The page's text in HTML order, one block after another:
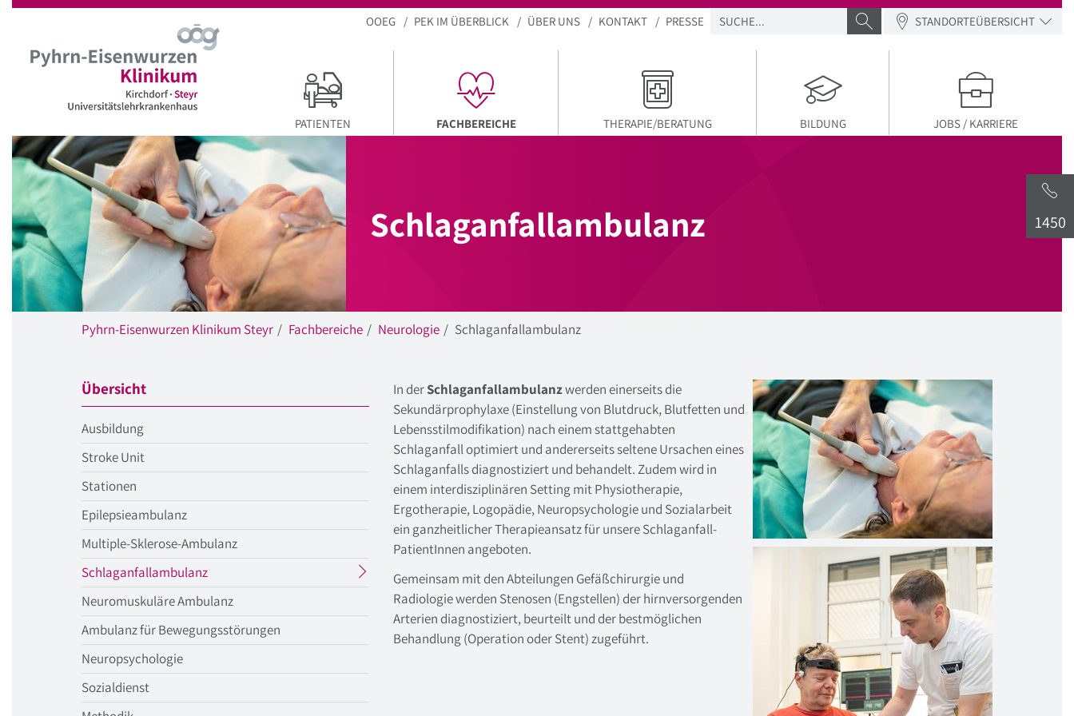
1450
OOEG PEK IM ÜBERBLICK ÜBER UNS KONTAKT PRESSE SUCHE SUCHE ABSENDEN
STANDORTEÜBERSICHT
PATIENTEN FACHBEREICHEAKTUELLER MENÜPUNKTTHERAPIE/BERATUNG BILDUNG JOBS / KARRIERE
Schlaganfallambulanz
Pyhrn-Eisenwurzen Klinikum Steyr Fachbereiche Neurologie Schlaganfallambulanz
Übersicht
Ausbildung
Stroke Unit
Stationen
Epilepsieambulanz
Multiple-Sklerose-Ambulanz
Schlaganfallambulanzaktueller
Menüpunkt
Neuromuskuläre Ambulanz
Ambulanz für Bewegungsstörungen
Neuropsychologie
Sozialdienst
In derSchlaganfallambulanzwerden einerseits die
Sekundärprophylaxe (Einstellung von Blutdruck, Blutfetten und
Lebensstilmodifikation) nach einem stattgehabten
Schlaganfall optimiert und andererseits seltene Ursachen eines
Schlaganfalls diagnostiziert und behandelt. Zudem wird in
einem interdisziplinären Setting mit Physiotherapie,
Ergotherapie, Logopädie, Neuropsychologie und Sozialarbeit
ein ganzheitlicher Therapieansatz für unsere Schlaganfall-
PatientInnen angeboten.
Gemeinsam mit den Abteilungen Gefäßchirurgie und
Radiologie werden Stenosen (Engstellen) der hirnversorgenden
Arterien diagnostiziert, beurteilt und der bestmöglichen
Behandlung (Operation oder Stent) zugeführt.